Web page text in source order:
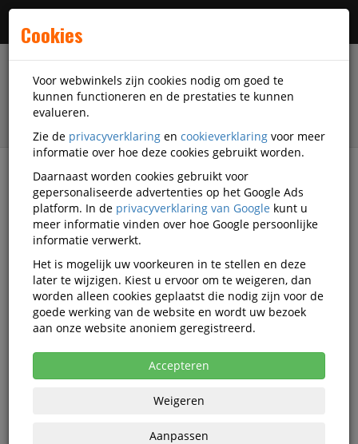
filter
Schrijfwaren Schneider
Schneider schrijfwaren
Schneider Pennen
Cookies
Voor webwinkels zijn cookies nodig om goed te
kunnen functioneren en de prestaties te kunnen
evalueren.
Zie de privacyverklaring en cookieverklaring voor meer
informatie over hoe deze cookies gebruikt worden.
Daarnaast worden cookies gebruikt voor
gepersonaliseerde advertenties op het Google Ads
platform. In de privacyverklaring van Google kunt u
meer informatie vinden over hoe Google persoonlijke
informatie verwerkt.
Het is mogelijk uw voorkeuren in te stellen en deze
later te wijzigen. Kiest u ervoor om te weigeren, dan
worden alleen cookies geplaatst die nodig zijn voor de
goede werking van de website en wordt uw bezoek
aan onze website anoniem geregistreerd.
Accepteren
Weigeren
Aanpassen